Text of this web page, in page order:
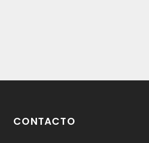
CONTACTO